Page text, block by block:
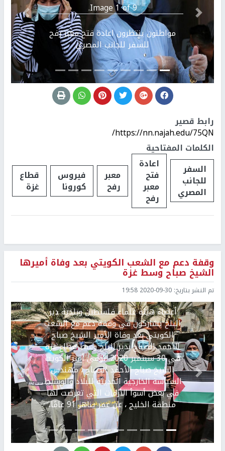
Image 1 of 9.
مواطنون ينتظرون اعادة فتح معبر رفح
للسفر للجانب المصري
Previous التالي
رابط قصير
https://nn.najah.edu/75QN/
الكلمات المفتاحية
السفر
للجانب
المصري
اعادة
فتح
معبر
رفح
معبر
رفح
فيروس
كورونا
قطاع
غزة
وقفة دعم مع الشعب الكويتي بعد وفاة أميرها
الشيخ صباح وسط غزة
تم النشر بتاريخ: 2020-09-30 19:58
Image 1 of 10.
أعضاء هيئة علماء فلسطين وبلدية دير
البلح يشاركون في وقفة دعم مع الشعب
الكويتي بعد وفاة الأمير الشيخ صباح
الأحمد الصباح بدير البلح وسط قطاع غزة
في 30 سبتمبر 2020. توفي أمير الكويت
الشيخ صباح الأحمد الصباح ، مهندس
السياسة الخارجية الحديثة للبلاد والوسيط
في بعض أسوأ الأزمات التي تعرضت لها
منطقة الخليج ، عن عمر يناهز 91 عامًا.
Previous التالي